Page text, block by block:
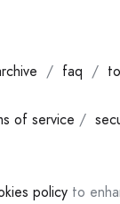
/ faq /
of service /
policy to